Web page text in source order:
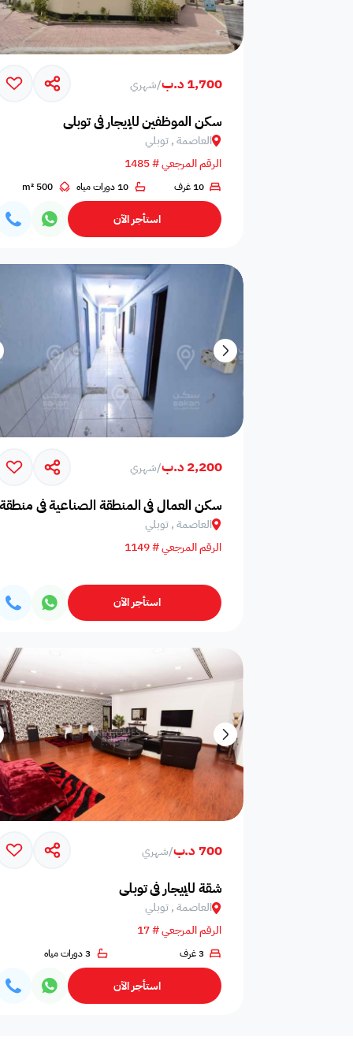
1,700 د.ب /شهري
سكن الموظفين للإيجار في توبلي
العاصمة , توبلي
الرقم المرجعي # 1485
10 غرف 10 دورات مياه 500 m²
استأجر الآن
2,200 د.ب /شهري
سكن العمال في المنطقة الصناعية في منطقة
العاصمة , توبلي
الرقم المرجعي # 1149
استأجر الآن
700 د.ب /شهري
شقة للإيجار في توبلي
العاصمة , توبلي
الرقم المرجعي # 17
3 غرف 3 دورات مياه
استأجر الآن